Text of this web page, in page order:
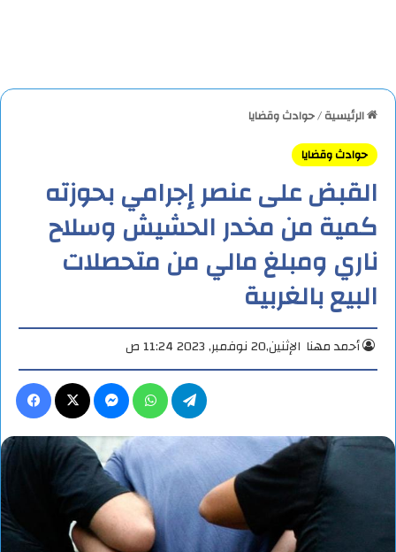
الرئيسية/حوادث وقضايا
حوادث وقضايا
القبض على عنصر إجرامي بحوزته
كمية من مخدر الحشيش وسلاح
ناري ومبلغ مالي من متحصلات
البيع بالغربية
أحمد مهنا الإثنين,20 نوفمبر, 2023 11:24 ص
ماسنجر واتساب تيلقرام